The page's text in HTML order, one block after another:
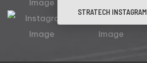
STRATECH INSTAGRAM